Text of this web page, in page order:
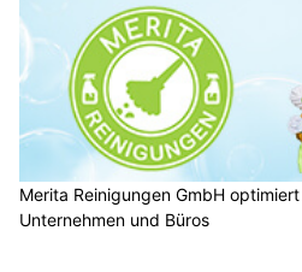
Merita Reinigungen GmbH
Unternehmen und Büros